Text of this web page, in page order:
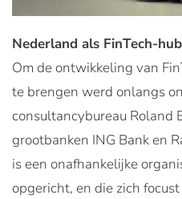
Nederland als FinTech-hub
Om de ontwikkeling van
te brengen werd onlangs
consultancybureau Roland
grootbanken ING Bank en
is een onafhankelijke
opgericht, en die zich